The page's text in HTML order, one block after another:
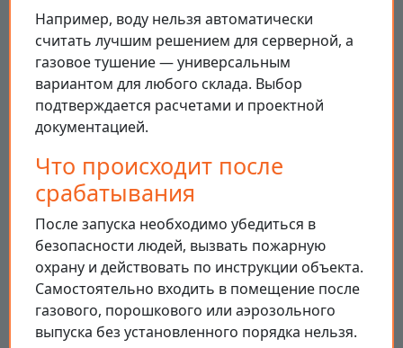
Например, воду нельзя автоматически
считать лучшим решением для серверной, а
газовое тушение — универсальным
вариантом для любого склада. Выбор
подтверждается расчетами и проектной
документацией.
Что происходит после
срабатывания
После запуска необходимо убедиться в
безопасности людей, вызвать пожарную
охрану и действовать по инструкции объекта.
Самостоятельно входить в помещение после
газового, порошкового или аэрозольного
выпуска без установленного порядка нельзя.